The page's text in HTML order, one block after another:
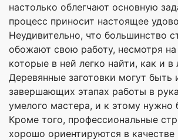
настолько облегчают основную
процесс приносит настоящее
Неудивительно, что большинство
обожают свою работу, несмотря на
которые в ней легко найти, как и
Деревянные заготовки могут быть
завершающих этапах работы в
умелого мастера, и к этому нужно
Кроме того, профессиональные
хорошо ориентируются в качестве